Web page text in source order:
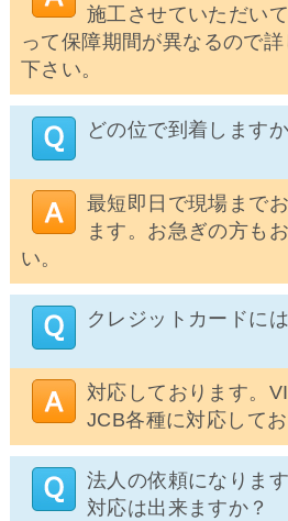
施工させていただい
って保障期間が異なるので
下さい。
どの位で到着しますか
最短即日で現場まで
ます。お急ぎの方も
い。
クレジットカードに
対応しております。
JCB各種に対応してお
法人の依頼になりま
対応は出来ますか？